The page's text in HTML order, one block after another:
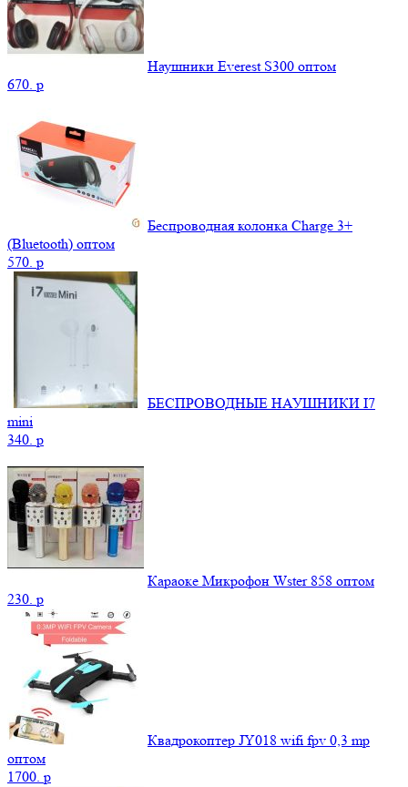
Наушники Everest S300 оптом
670. p
Беспроводная колонка Charge 3+
(Bluetooth) оптом
570. p
БЕСПРОВОДНЫЕ НАУШНИКИ I7
mini
340. p
Караоке Микрофон Wster 858 оптом
230. p
Квадрокоптер JY018 wifi fpv 0,3 mp
оптом
1700. p